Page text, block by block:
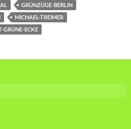
GRÜNZÜGE-BERLIN
MICHAEL-TREIMER
GRÜNE-ECKE